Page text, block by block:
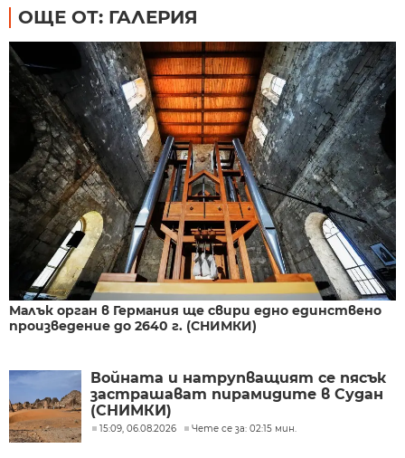
ОЩЕ ОТ: ГАЛЕРИЯ
Малък орган в Германия ще свири едно единствено
произведение до 2640 г. (СНИМКИ)
Войната и натрупващият се пясък
застрашават пирамидите в Судан
(СНИМКИ)
15:09, 06.08.2026 Чете се за: 02:15 мин.